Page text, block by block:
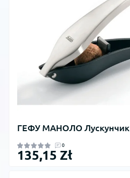
ГЕФУ МАНОЛО Лускунчик
0
135,15 Zł